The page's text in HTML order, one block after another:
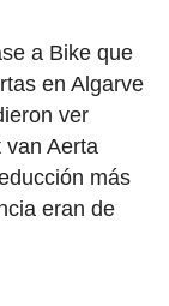
a Bike que
en Algarve
ver
van Aerta
más
eran de